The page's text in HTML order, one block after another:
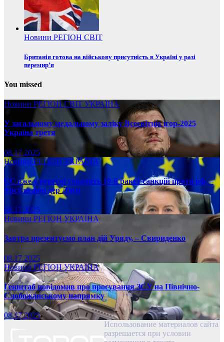
Новини РЕГІОН СВІТ
Британія готова на військову присутність в Україні у разі
перемир’я
You missed
Новини РЕГІОНСВІТ УКРАЇНА
У загальному медальному заліку Всесвітніх ігор-2025
Україна третя
08.17.2025
НовиниРЕГІОН УКРАЇНА
ЄС вже у вересні ухвалить 19-й ракет санкцій проти рф, –
Урсула фон дер Ляєн
08.17.2025
Новини РЕГІОН УКРАЇНА
Завтра презентуємо план дій Уряду, – Свириденко
08.17.2025
НовиниРЕГІОНУКРАЇНА
Генштаб повідомив про просування ЗСУ на Північно-
Слобожанському напрямку
08.17.2025
Использование материалов сайта
разрешается при условии